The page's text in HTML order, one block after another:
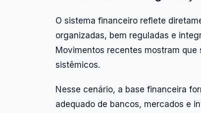
O sistema financeiro reflete
organizadas, bem reguladas e
Movimentos recentes mostram
sistêmicos.
Nesse cenário, a base financeira
adequado de bancos, mercados e